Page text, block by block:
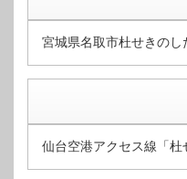
宮城県名取市杜せきの
仙台空港アクセス線「杜